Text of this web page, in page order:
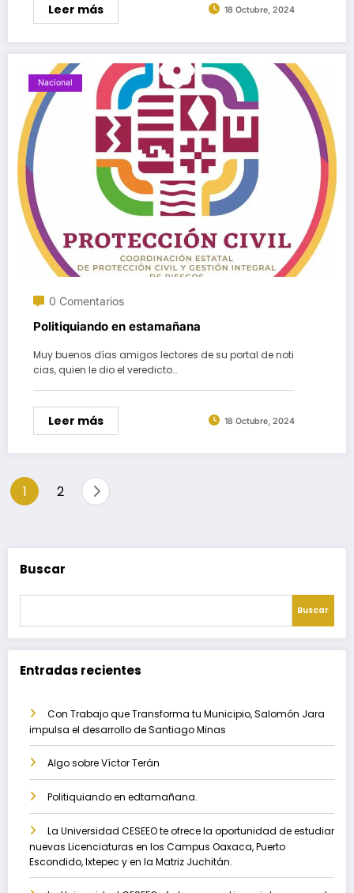
Leer más 18 Octubre, 2024
Nacional
0 Comentarios
Politiquiando en estamañana
Muy buenos días amigos lectores de su portal de noti
cias, quien le dio el veredicto…
Leer más 18 Octubre, 2024
Paginación
1 2
Buscar
Buscar
Entradas recientes
Con Trabajo que Transforma tu Municipio, Salomón Jara
impulsa el desarrollo de Santiago Minas
Algo sobre Víctor Terán
Politiquiando en edtamañana.
La Universidad CESEEO te ofrece la oportunidad de estudiar
nuevas Licenciaturas en los Campus Oaxaca, Puerto
Escondido, Ixtepec y en la Matriz Juchitán.